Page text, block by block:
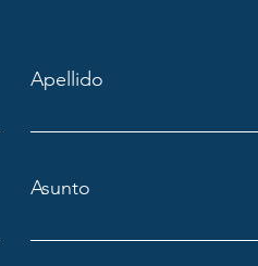
Apellido
Asunto